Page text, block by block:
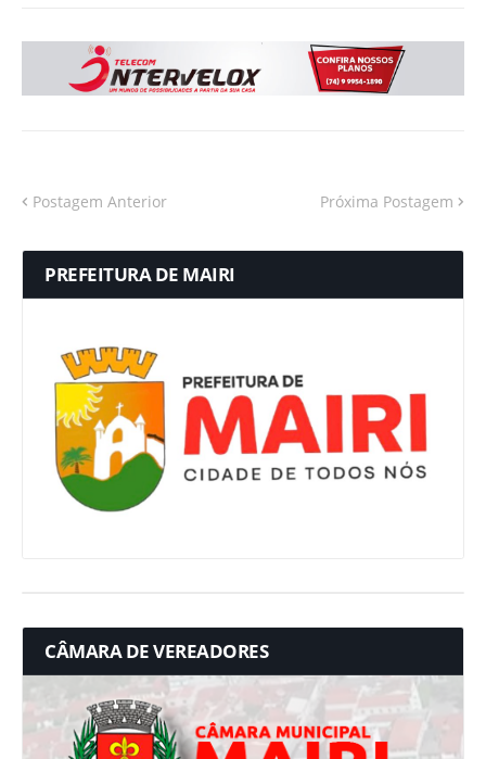
Postagem Anterior Próxima Postagem
PREFEITURA DE MAIRI
CÂMARA DE VEREADORES